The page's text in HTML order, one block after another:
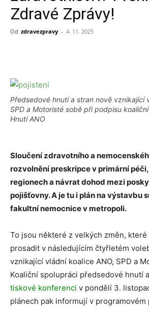
Zdravé Zprávy!
Od zdravezpravy - 4. 11. 2025
Předsedové hnutí a stran nově vznikající
SPD a Motoristé sobě při podpisu
Hnutí ANO
Sloučení zdravotního a
rozvolnění preskripce v primární
regionech a návrat dohod mezi
pojišťovny. A je tu i plán na výstavbu
fakultní nemocnice v metropoli.
To jsou některé z velkých změn,
prosadit v následujícím čtyřletém
vznikající vládní koalice ANO, SPD a
Koaliční spolupráci předsedové hnutí
tiskové konferenci v pondělí 3.
plánech pak informují v programovém